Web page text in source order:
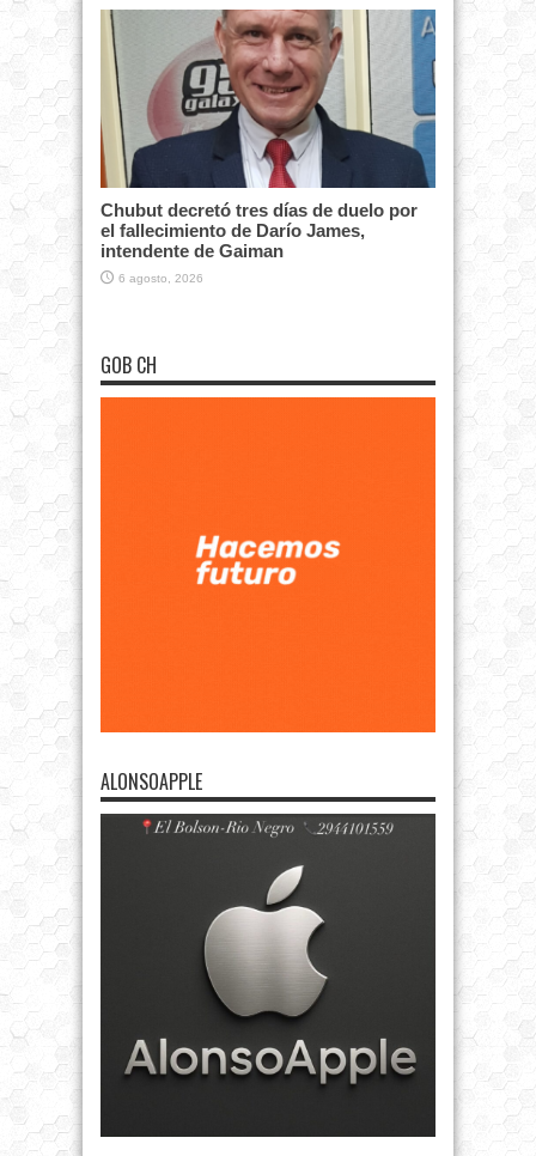
Chubut decretó tres días de duelo por
el fallecimiento de Darío James,
intendente de Gaiman
6 agosto, 2026
GOB CH
ALONSOAPPLE